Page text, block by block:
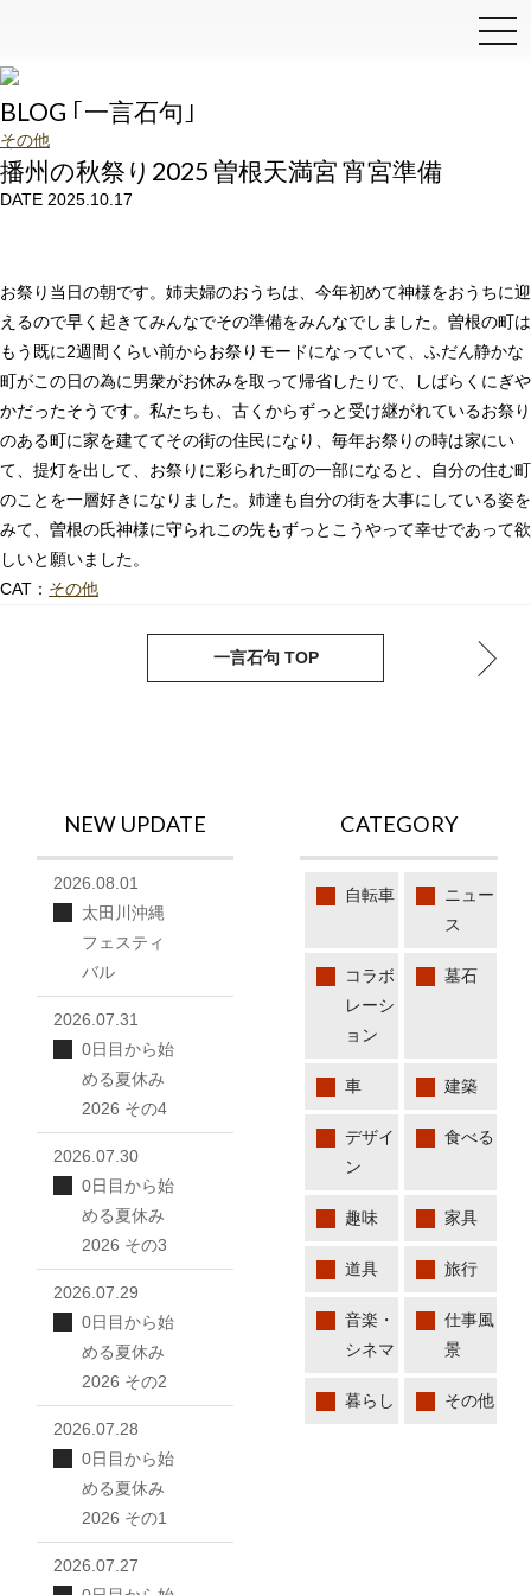
BLOG ｢一言石句｣
その他
播州の秋祭り2025 曽根天満宮 宵宮準備
DATE 2025.10.17
お祭り当日の朝です。姉夫婦のおうちは、今年初めて神様をおうちに迎
えるので早く起きてみんなでその準備をみんなでしました。曽根の町は
もう既に2週間くらい前からお祭りモードになっていて、ふだん静かな
町がこの日の為に男衆がお休みを取って帰省したりで、しばらくにぎや
かだったそうです。私たちも、古くからずっと受け継がれているお祭り
のある町に家を建ててその街の住民になり、毎年お祭りの時は家にい
て、提灯を出して、お祭りに彩られた町の一部になると、自分の住む町
のことを一層好きになりました。姉達も自分の街を大事にしている姿を
みて、曽根の氏神様に守られこの先もずっとこうやって幸せであって欲
しいと願いました。
CAT： その他
一言石句 TOP
CATEGORY
自転車
ニュー
ス
コラボ
レーシ
ョン
墓石
車 建築
デザイ
ン
食べる
趣味 家具
道具 旅行
音楽・
シネマ
仕事風
景
暮らし その他
NEW UPDATE
2026.08.01
太田川沖縄
フェスティ
バル
2026.07.31
0日目から始
める夏休み
2026 その4
2026.07.30
0日目から始
める夏休み
2026 その3
2026.07.29
0日目から始
める夏休み
2026 その2
2026.07.28
0日目から始
める夏休み
2026 その1
2026.07.27